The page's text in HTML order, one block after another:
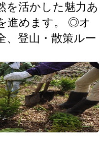
を活かした魅力あ
進めます。 ◎オ
、登山・散策ルー